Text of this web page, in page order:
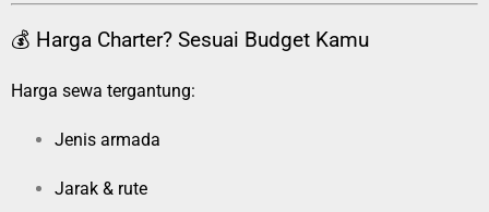
💰 Harga Charter? Sesuai Budget Kamu
Harga sewa tergantung:
Jenis armada
Jarak & rute